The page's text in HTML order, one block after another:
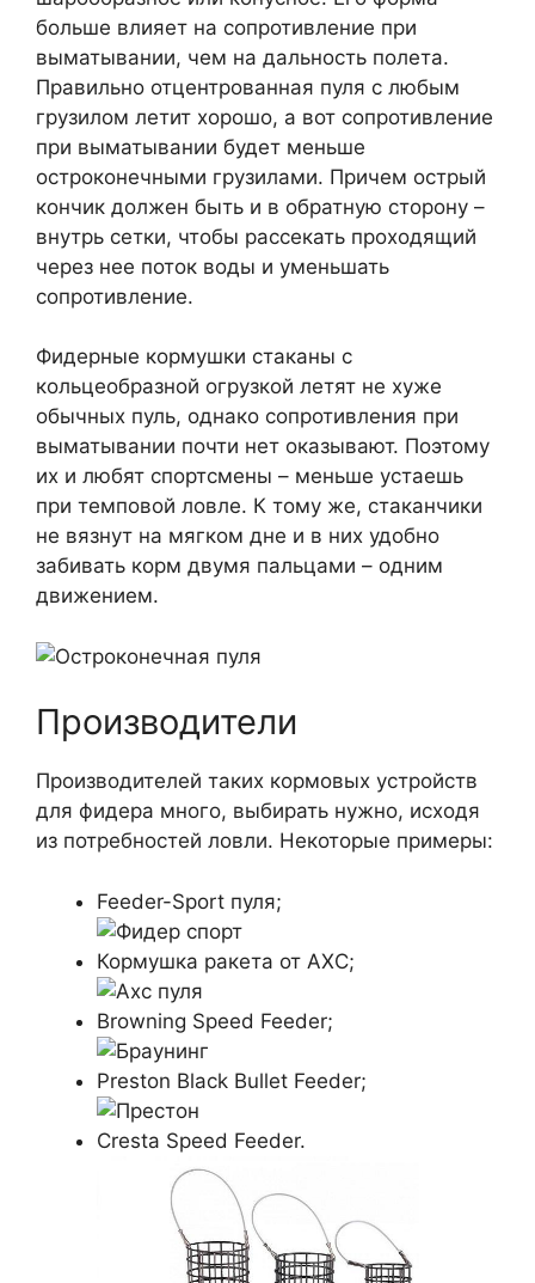
больше влияет на сопротивление при
выматывании, чем на дальность полета.
Правильно отцентрованная пуля с любым
грузилом летит хорошо, а вот сопротивление
при выматывании будет меньше
остроконечными грузилами. Причем острый
кончик должен быть и в обратную сторону –
внутрь сетки, чтобы рассекать проходящий
через нее поток воды и уменьшать
сопротивление.
Фидерные кормушки стаканы с
кольцеобразной огрузкой летят не хуже
обычных пуль, однако сопротивления при
выматывании почти нет оказывают. Поэтому
их и любят спортсмены – меньше устаешь
при темповой ловле. К тому же, стаканчики
не вязнут на мягком дне и в них удобно
забивать корм двумя пальцами – одним
движением.
Производители
Производителей таких кормовых устройств
для фидера много, выбирать нужно, исходя
из потребностей ловли. Некоторые примеры:
Feeder-Sport пуля;
Кормушка ракета от AXC;
Browning Speed Feeder;
Preston Black Bullet Feeder;
Cresta Speed Feeder.